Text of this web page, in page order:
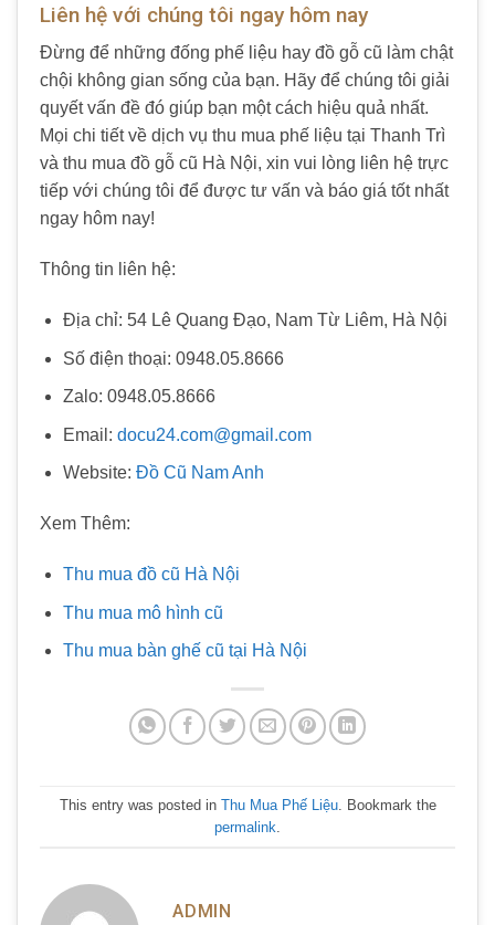
Liên hệ với chúng tôi ngay hôm nay
Đừng để những đống phế liệu hay đồ gỗ cũ làm chật
chội không gian sống của bạn. Hãy để chúng tôi giải
quyết vấn đề đó giúp bạn một cách hiệu quả nhất.
Mọi chi tiết về dịch vụ thu mua phế liệu tại Thanh Trì
và thu mua đồ gỗ cũ Hà Nội, xin vui lòng liên hệ trực
tiếp với chúng tôi để được tư vấn và báo giá tốt nhất
ngay hôm nay!
Thông tin liên hệ:
Địa chỉ: 54 Lê Quang Đạo, Nam Từ Liêm, Hà Nội
Số điện thoại: 0948.05.8666
Zalo: 0948.05.8666
Email: docu24.com@gmail.com
Website: Đồ Cũ Nam Anh
Xem Thêm:
Thu mua đồ cũ Hà Nội
Thu mua mô hình cũ
Thu mua bàn ghế cũ tại Hà Nội
This entry was posted in Thu Mua Phế Liệu. Bookmark the
permalink
ADMIN